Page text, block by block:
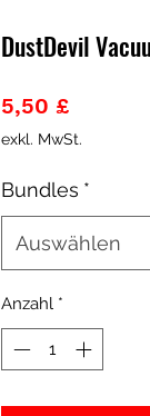
DustDevil
5,50 £Preis
exkl. MwSt.
Bundles *
Auswählen
Anzahl *